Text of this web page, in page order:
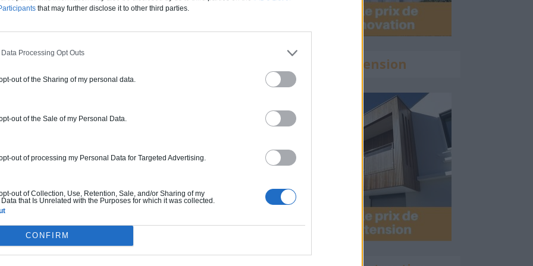
that may further disclose it to other third parties.
Processing Opt Outs
out of the Sharing of my personal data.
out of the Sale of my Personal Data.
out of processing my Personal Data for Targeted Advertising.
out of Collection, Use, Retention, Sale, and/or Sharing of my
that Is Unrelated with the Purposes for which it was collected.
CONFIRM
Vous Intéresser:
contemporaine
atypique et novateur
Calculette Extension